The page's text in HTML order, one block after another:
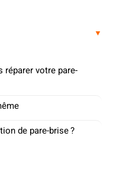
réparer votre pare-
de pare-brise ?